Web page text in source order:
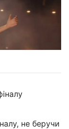
не беручи